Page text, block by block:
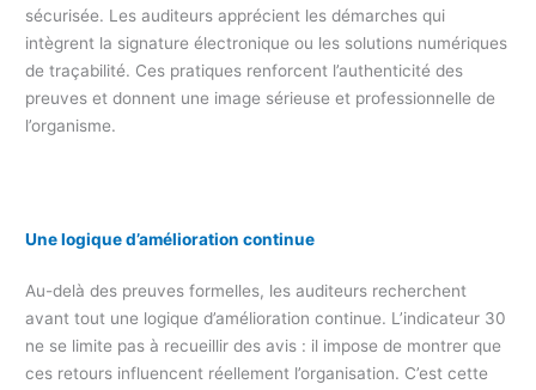
sécurisée. Les auditeurs apprécient les démarches qui
intègrent la signature électronique ou les solutions numériques
de traçabilité. Ces pratiques renforcent l’authenticité des
preuves et donnent une image sérieuse et professionnelle de
l’organisme.
Une logique d’amélioration continue
Au-delà des preuves formelles, les auditeurs recherchent
avant tout une logique d’amélioration continue. L’indicateur 30
ne se limite pas à recueillir des avis : il impose de montrer que
ces retours influencent réellement l’organisation. C’est cette